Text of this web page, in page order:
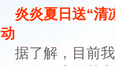
炎炎夏日送“清
动
据了解，目前